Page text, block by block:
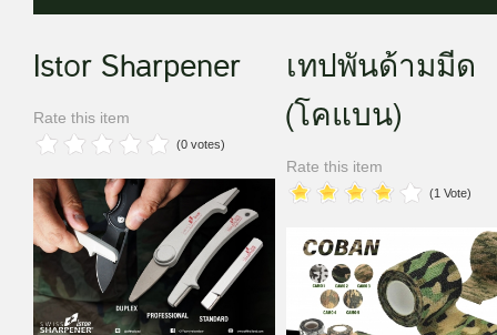
Istor Sharpener
Rate this item
(0 votes)
เทปพันด้ามมีด
(โคแบน)
Rate this item
(1 Vote)